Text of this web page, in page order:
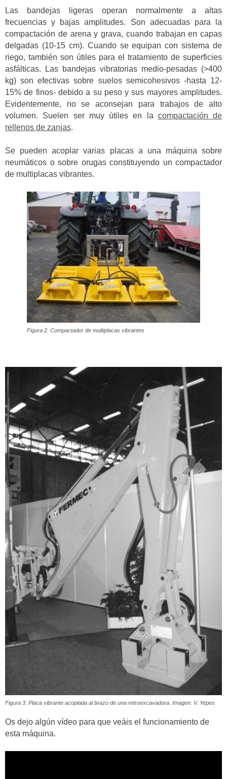
Las bandejas ligeras operan normalmente a altas
frecuencias y bajas amplitudes. Son adecuadas para la
compactación de arena y grava, cuando trabajan en capas
delgadas (10-15 cm). Cuando se equipan con sistema de
riego, también son útiles para el tratamiento de superficies
asfálticas. Las bandejas vibratorias medio-pesadas (>400
kg) son efectivas sobre suelos semicohesivos -hasta 12-
15% de finos- debido a su peso y sus mayores amplitudes.
Evidentemente, no se aconsejan para trabajos de alto
volumen. Suelen ser muy útiles en la compactación de
rellenos de zanjas.
Se pueden acoplar varias placas a una máquina sobre
neumáticos o sobre orugas constituyendo un compactador
de multiplacas vibrantes.
Figura 2. Compactador de multiplacas vibrantes
Figura 3. Placa vibrante acoplada al brazo de una retroexcavadora. Imagen: V. Yepes
Os dejo algún vídeo para que veáis el funcionamiento de
esta máquina.